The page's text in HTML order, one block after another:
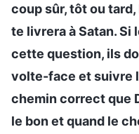
coup sûr, tôt ou
te livrera à Satan. Si
cette question, ils
volte-face et suivre
chemin correct que
le bon et quand le